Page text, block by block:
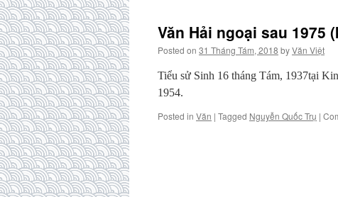
Văn Hải ngoại sau 1975
Posted on 31 Tháng Tám, 2018 byVăn Việt
Tiểu sử Sinh 16 tháng Tám, 1937tại
1954.
Posted in Văn | Tagged Nguyễn Quốc Trụ |